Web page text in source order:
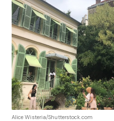
Alice Wisteria/Shutterstock.com